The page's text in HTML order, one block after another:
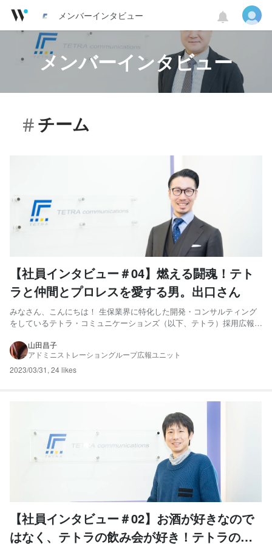
メンバーインタビュー
メンバーインタビュー
チーム
【社員インタビュー＃04】燃える闘魂！テト
ラと仲間とプロレスを愛する男。出口さん
みなさん、こんにちは！ 生保業界に特化した開発・コンサルティング
をしているテトラ・コミュニケーションズ（以下、テトラ）採用広報の
るすべての人がHAPPYになる。」ことを目指しています！ 今回の記事
では、テトラで働く”メンバー”をご紹介します。記事を通...
山田昌子
アドミニストレーショングループ広報ユニット
2023/03/31 , 24 likes
【社員インタビュー＃02】お酒が好きなので
はなく、テトラの飲み会が好き！テトラのカ